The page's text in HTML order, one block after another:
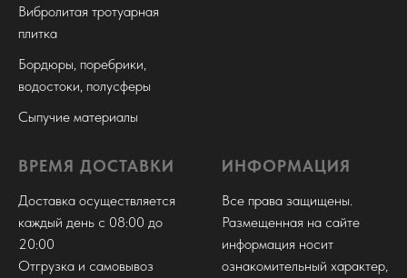
Вибролитая тротуарная
плитка
Бордюры, поребрики,
водостоки, полусферы
Сыпучие материалы
ВРЕМЯ ДОСТАВКИ
Доставка осуществляется
каждый день с 08:00 до
20:00
Отгрузка и самовывоз
ИНФОРМАЦИЯ
Все права защищены.
Размещенная на сайте
информация носит
ознакомительный характер,